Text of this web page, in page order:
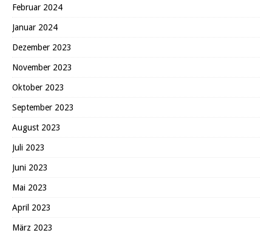
Februar 2024
Januar 2024
Dezember 2023
November 2023
Oktober 2023
September 2023
August 2023
Juli 2023
Juni 2023
Mai 2023
April 2023
März 2023